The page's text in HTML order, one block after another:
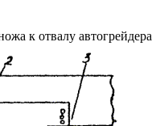
к отвалу автогрейдера